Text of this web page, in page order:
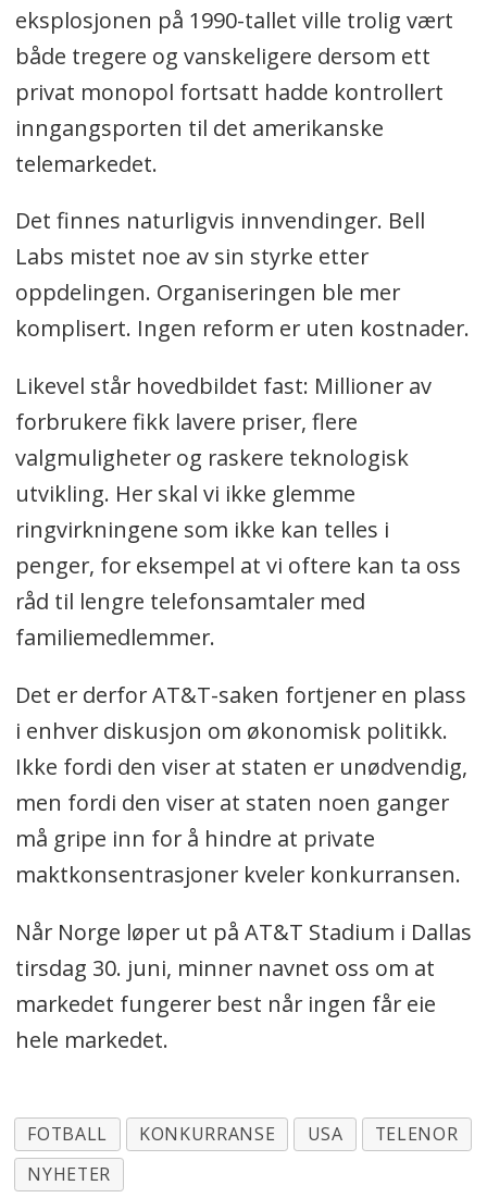
eksplosjonen på 1990-tallet ville trolig vært
både tregere og vanskeligere dersom ett
privat monopol fortsatt hadde kontrollert
inngangsporten til det amerikanske
telemarkedet.
Det finnes naturligvis innvendinger. Bell
Labs mistet noe av sin styrke etter
oppdelingen. Organiseringen ble mer
komplisert. Ingen reform er uten kostnader.
Likevel står hovedbildet fast: Millioner av
forbrukere fikk lavere priser, flere
valgmuligheter og raskere teknologisk
utvikling. Her skal vi ikke glemme
ringvirkningene som ikke kan telles i
penger, for eksempel at vi oftere kan ta oss
råd til lengre telefonsamtaler med
familiemedlemmer.
Det er derfor AT&T-saken fortjener en plass
i enhver diskusjon om økonomisk politikk.
Ikke fordi den viser at staten er unødvendig,
men fordi den viser at staten noen ganger
må gripe inn for å hindre at private
maktkonsentrasjoner kveler konkurransen.
Når Norge løper ut på AT&T Stadium i Dallas
tirsdag 30. juni, minner navnet oss om at
markedet fungerer best når ingen får eie
hele markedet.
FOTBALL KONKURRANSE USA
TELENOR
NYHETER